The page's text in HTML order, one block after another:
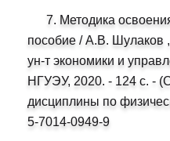
7. Методика
пособие / А.В. Шулаков
ун-т экономики и
НГУЭУ, 2020. - 124 с. -
дисциплины по
5-7014-0949-9